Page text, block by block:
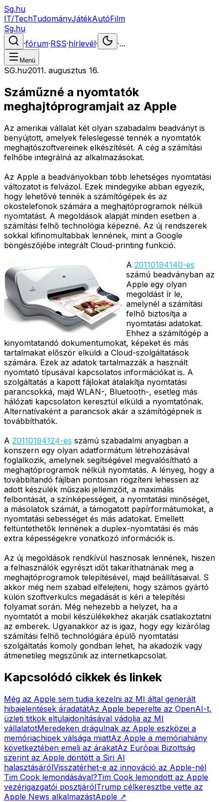
Sg.hu
IT/TechTudományJátékAutóFilm
Sg.hu
·fórum·RSS·hírlevél· ·...
Menü
SG.hu·2011. augusztus 16.
Száműzné a nyomtatók
meghajtóprogramjait az Apple
Az amerikai vállalat két olyan szabadalmi beadványt is
benyújtott, amelyek feleslegessé tennék a nyomtatók
meghajtószoftvereinek elkészítését. A cég a számítási
felhőbe integrálná az alkalmazásokat.
Az Apple a beadványokban több lehetséges nyomtatási
változatot is felvázol. Ezek mindegyike abban egyezik,
hogy lehetővé tennék a számítógépek és az
okostelefonok számára a meghajtóprogramok nélküli
nyomtatást. A megoldások alapját minden esetben a
számítási felhő technológia képezné. Az új rendszerek
sokkal kifinomultabbak lennének, mint a Google
böngészőjébe integrált Cloud-printing funkció.
A 20110194140-es
számú beadványban az
Apple egy olyan
megoldást ír le,
amelynél a számítási
felhő biztosítja a
nyomtatási adatokat.
Ehhez a számítógép a
kinyomtatandó dokumentumokat, képeket és más
tartalmakat először elküldi a Cloud-szolgáltatások
számára. Ezek az adatok tartalmazzák a használt
nyomtató típusával kapcsolatos információkat is. A
szolgáltatás a kapott fájlokat átalakítja nyomtatási
parancsokká, majd WLAN-, Bluetooth-, esetleg más
hálózati kapcsolaton keresztül elküldi a nyomtatónak.
Alternatívaként a parancsok akár a számítógépnek is
továbbíthatók.
A 20110194124-es számú szabadalmi anyagban a
konszern egy olyan adatformátum létrehozásával
foglalkozik, amelynek segítségével megvalósítható a
meghajtóprogramok nélküli nyomtatás. A lényeg, hogy a
továbbítandó fájlban pontosan rögzíteni lehessen az
adott készülék műszaki jellemzőit, a maximális
felbontását, a színképességeit, a nyomtatási minőséget,
a másolatok számát, a támogatott papírformátumokat, a
nyomtatási sebességet és más adatokat. Emellett
feltüntethetők lennének a duplex-nyomtatási és más
extra képességekre vonatkozó információk is.
Az új megoldások rendkívül hasznosak lennének, hiszen
a felhasználók egyrészt időt takaríthatnának meg a
meghajtóprogramok telepítésével, majd beállításaival. S
akkor még nem szabad elfelejteni, hogy számos gyártó
külön szoftverkulcs megadását is kéri a telepítési
folyamat során. Még nehezebb a helyzet, ha a
nyomtatót a mobil készülékekhez akarják csatlakoztatni
az emberek. Ugyanakkor az is igaz, hogy egy kizárólag
számítási felhő technológiára épülő nyomtatási
szolgáltatás komoly gondban lehet, ha akadozik vagy
átmenetileg megszűnik az internetkapcsolat.
Kapcsolódó cikkek és linkek
Még az Apple sem tudja kezelni az MI által generált
hibajelentések áradatátAz Apple beperelte az OpenAI-t,
üzleti titkok eltulajdonításával vádolja az MI
vállalatotMeredeken drágulnak az Apple eszközei a
memóriachipek válsága miattAz Apple a memóriahiány
következtében emeli az árakatAz Európai Bizottság
szerint az Apple döntött a Siri AI
halasztásárólVisszatérhet-e az innováció az Apple-nél
Tim Cook lemondásával?Tim Cook lemondott az Apple
vezérigazgatói posztjárólTrump célkeresztbe vette az
Apple News alkalmazástApple ↗